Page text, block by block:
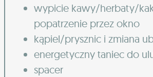
wypicie kawy/herbaty/
popatrzenie przez okno
kąpiel/prysznic i zmiana
energetyczny taniec do
spacer